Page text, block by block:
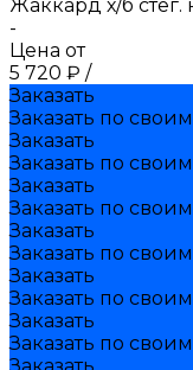
Жаккард х/б стег.
-
Цена от
5 720 ₽ /
Заказать
Заказать по
Заказать
Заказать по
Заказать
Заказать по
Заказать
Заказать по
Заказать
Заказать по
Заказать
Заказать по
Заказать